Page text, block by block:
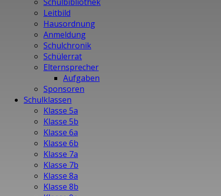
Leitbild
Hausordnung
Anmeldung
Schulchronik
Schülerrat
Elternsprecher
Aufgaben
Sponsoren
Schulklassen
Klasse 5a
Klasse 5b
Klasse 6a
Klasse 6b
Klasse 7a
Klasse 7b
Klasse 8a
Klasse 8b